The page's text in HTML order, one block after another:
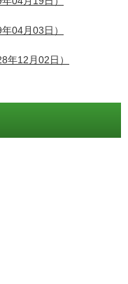
04月03日）
年12月02日）